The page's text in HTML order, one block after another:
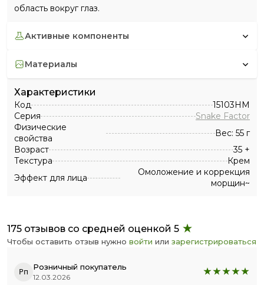
область вокруг глаз.
активные компоненты
материалы
Характеристики
Код
15103HM
Серия
Snake Factor
Физические
свойства
Вес: 55 г
Возраст
35 +
Текстура
Крем
Эффект для лица
Омоложение и коррекция
морщин~
175 отзывов со средней оценкой 5
Чтобы оставить отзыв нужно войти или зарегистрироваться
Рп Розничный покупатель
12.03.2026